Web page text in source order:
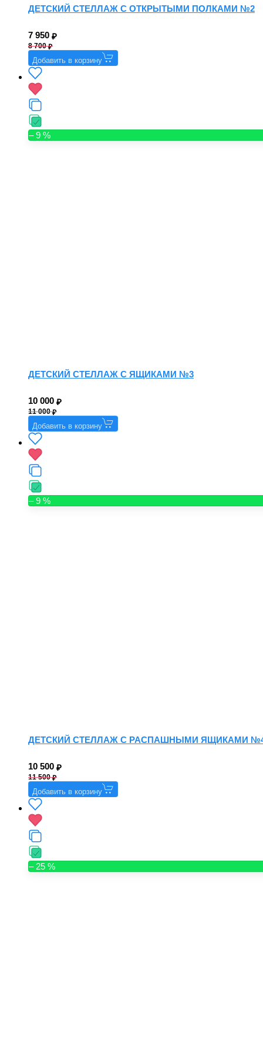
ДЕТСКИЙ СТЕЛЛАЖ С ОТКРЫТЫМИ ПОЛКАМИ №2
7 950
8 700
Добавить в корзину
– 9 %
ДЕТСКИЙ СТЕЛЛАЖ С ЯЩИКАМИ №3
10 000
11 000
Добавить в корзину
– 9 %
ДЕТСКИЙ СТЕЛЛАЖ С РАСПАШНЫМИ ЯЩИКАМИ
10 500
11 500
Добавить в корзину
– 25 %